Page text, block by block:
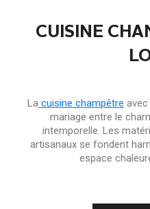
CUISINE
La cuisine champêtre
mariage entre le
intemporelle. Les
artisanaux se fondent
espace